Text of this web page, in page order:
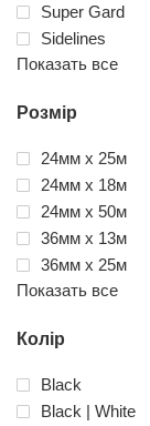
Super Gard
Sidelines
Показать все
Розмір
24мм x 25м
24мм x 18м
24мм x 50м
36мм x 13м
36мм x 25м
Показать все
Колір
Black
Black | White